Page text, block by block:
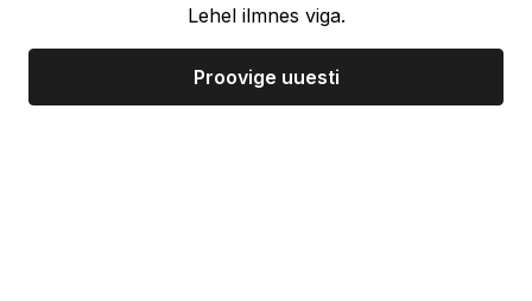
Lehel ilmnes viga.
Proovige uuesti